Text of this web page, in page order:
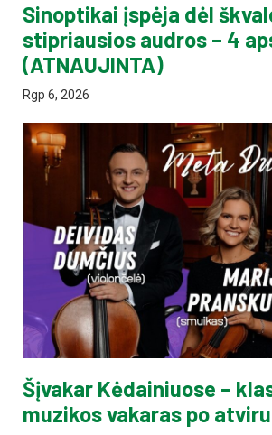
Sinoptikai įspėja dėl
stipriausios audros – 4
(ATNAUJINTA)
Rgp 6, 2026
Šįvakar Kėdainiuose –
muzikos vakaras po